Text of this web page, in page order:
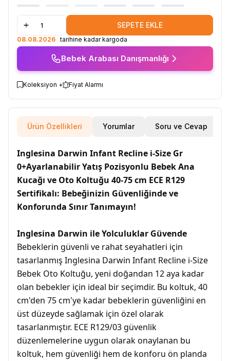
SEPETE EKLE
08.08.2026 tarihine kadar kargoda
Bebek Arabası Danışmanlığı
Koleksiyon + Fiyat Alarmı
Ürün Özellikleri Yorumlar Soru ve Cevap
Inglesina Darwin Infant Recline i-Size Gr
0+Ayarlanabilir Yatış Pozisyonlu Bebek Ana
Kucağı ve Oto Koltuğu 40-75 cm ECE R129
Sertifikalı: Bebeğinizin Güvenliğinde ve
Konforunda Sınır Tanımayın!
Inglesina Darwin ile Yolculuklar Güvende
Bebeklerin güvenli ve rahat seyahatleri için
tasarlanmış Inglesina Darwin Infant Recline i-Size
Bebek Oto Koltuğu, yeni doğandan 12 aya kadar
olan bebekler için ideal bir seçimdir. Bu koltuk, 40
cm'den 75 cm'ye kadar bebeklerin güvenliğini en
üst düzeyde sağlamak için özel olarak
tasarlanmıştır. ECE R129/03 güvenlik
düzenlemelerine uygun olarak onaylanan bu
koltuk, hem güvenliği hem de konforu ön planda